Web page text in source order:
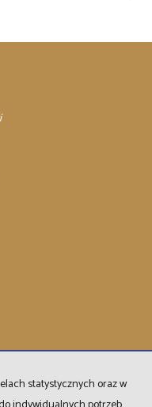
statystycznych oraz w